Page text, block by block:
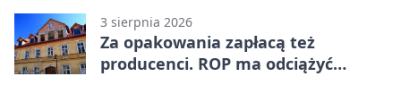
3 sierpnia 2026
Za opakowania zapłacą też
producenci. ROP ma odciążyć